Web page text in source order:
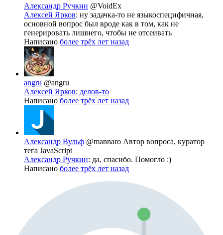
Александр Ручкин @VoidEx
Алексей Ярков: ну задачка-то не языкоспецифичная,
основной вопрос был вроде как в том, как не
генерировать лишнего, чтобы не отсеивать
Написано более трёх лет назад
angru @angru
Алексей Ярков: делов-то
Написано более трёх лет назад
Александр Вульф @mannaro Автор вопроса, куратор
тега JavaScript
Александр Ручкин: да, спасибо. Помогло :)
Написано более трёх лет назад